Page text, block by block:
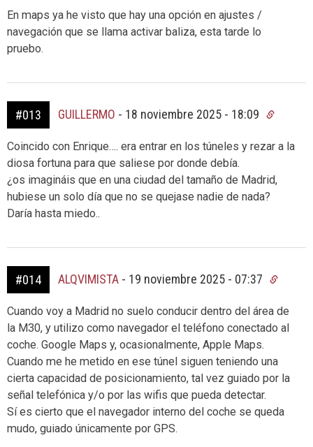
En maps ya he visto que hay una opción en ajustes /
navegación que se llama activar baliza, esta tarde lo
pruebo.
#013 GUILLERMO - 18 noviembre 2025 - 18:09
Coincido con Enrique…. era entrar en los túneles y rezar a la
diosa fortuna para que saliese por donde debía.
¿os imagináis que en una ciudad del tamaño de Madrid,
hubiese un solo día que no se quejase nadie de nada?
Daría hasta miedo..
#014 ALQVIMISTA - 19 noviembre 2025 - 07:37
Cuando voy a Madrid no suelo conducir dentro del área de
la M30, y utilizo como navegador el teléfono conectado al
coche. Google Maps y, ocasionalmente, Apple Maps.
Cuando me he metido en ese túnel siguen teniendo una
cierta capacidad de posicionamiento, tal vez guiado por la
señal telefónica y/o por las wifis que pueda detectar.
Sí es cierto que el navegador interno del coche se queda
mudo, guiado únicamente por GPS.